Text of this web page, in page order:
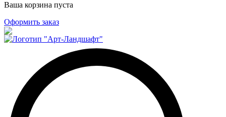
Ваша корзина пуста
Оформить заказ